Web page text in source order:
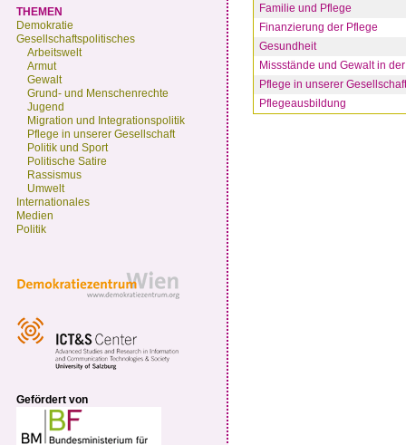
Familie und Pflege
Finanzierung der Pflege
Gesundheit
Missstände und Gewalt in
Pflege in unserer Gesellschaft
Pflegeausbildung
THEMEN
Demokratie
Gesellschaftspolitisches
Arbeitswelt
Armut
Gewalt
Grund- und Menschenrechte
Jugend
Migration und Integrationspolitik
Pflege in unserer Gesellschaft
Politik und Sport
Politische Satire
Rassismus
Umwelt
Internationales
Medien
Politik
Gefördert von